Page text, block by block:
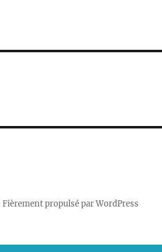
Fièrement propulsé par WordPress